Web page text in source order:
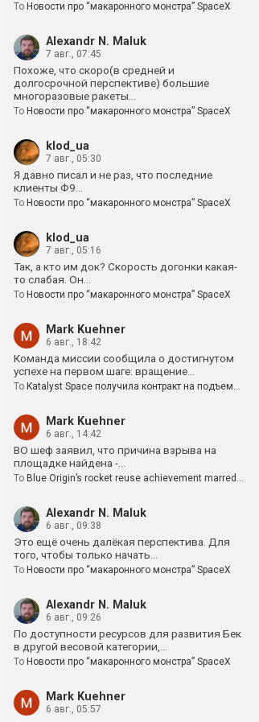
To Новости про “макаронного монстра” SpaceX
Alexandr N. Maluk
7 авг., 07:45
Похоже, что скоро(в средней и
долгосрочной перспективе) большие
многоразовые ракеты…
To Новости про “макаронного монстра” SpaceX
klod_ua
7 авг., 05:30
Я давно писал и не раз, что последние
клиенты Ф9…
To Новости про “макаронного монстра” SpaceX
klod_ua
7 авг., 05:16
Так, а кто им док? Скорость догонки какая-
то слабая. Он…
To Новости про “макаронного монстра” SpaceX
Mark Kuehner
6 авг., 18:42
Команда миссии сообщила о достигнутом
успехе на первом шаге: вращение…
To Katalyst Space получила контракт на подъем…
Mark Kuehner
6 авг., 14:42
BO шеф заявил, что причина взрыва на
площадке найдена -…
To Blue Origin’s rocket reuse achievement marred…
Alexandr N. Maluk
6 авг., 09:38
Это ещё очень далёкая перспектива. Для
того, чтобы только начать…
To Новости про “макаронного монстра” SpaceX
Alexandr N. Maluk
6 авг., 09:26
По доступности ресурсов для развития Бек
в другой весовой категории,…
To Новости про “макаронного монстра” SpaceX
Mark Kuehner
6 авг., 05:57